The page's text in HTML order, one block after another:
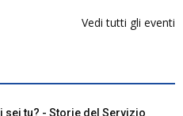
Vedi tutti gli eventi
sei tu? - Storie del Servizio